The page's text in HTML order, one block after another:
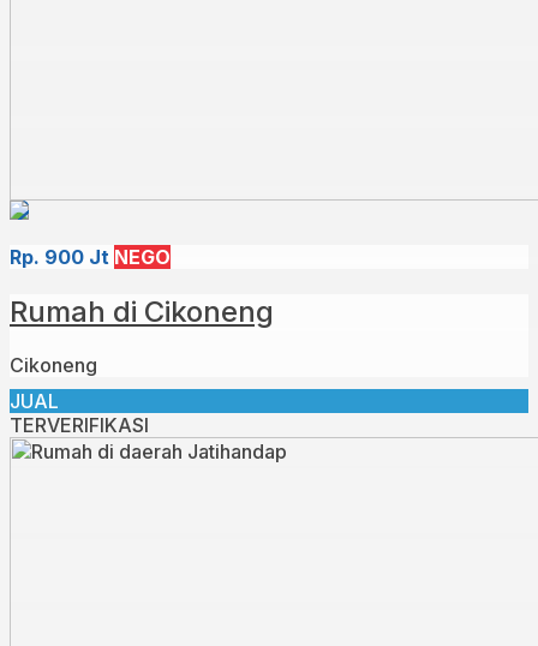
Rp. 900 Jt NEGO
Rumah di Cikoneng
Cikoneng
JUAL
TERVERIFIKASI